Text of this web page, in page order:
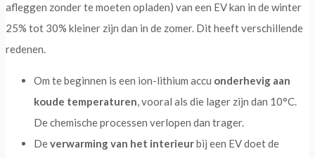
afleggen zonder te moeten opladen) van een EV kan in de winter
25% tot 30% kleiner zijn dan in de zomer. Dit heeft verschillende
redenen.
Om te beginnen is een ion-lithium accu onderhevig aan
koude temperaturen, vooral als die lager zijn dan 10°C.
De chemische processen verlopen dan trager.
Deverwarming van het interieurbij een EV doet de